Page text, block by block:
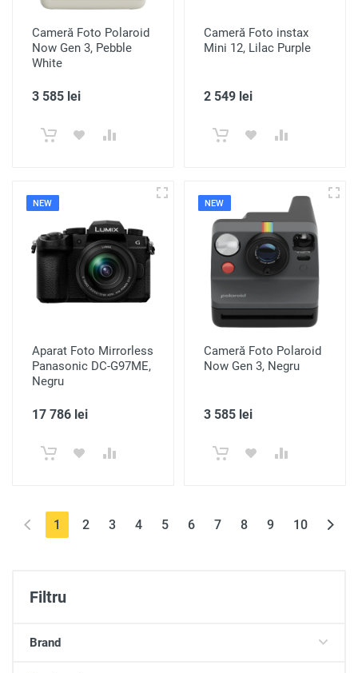
Filtru
Brand
Cameră Foto Polaroid
Now Gen 3, Pebble
White
3 585 lei
Cameră Foto instax
Mini 12, Lilac Purple
2 549 lei
NEW
Aparat Foto Mirrorless
Panasonic DC-G97ME,
Negru
17 786 lei
NEW
Cameră Foto Polaroid
Now Gen 3, Negru
3 585 lei
1 (current)
2 3 4 5 6 7 8 9 10